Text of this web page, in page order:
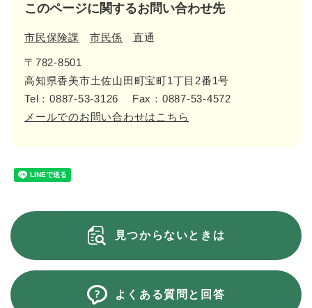
このページに関するお問い合わせ先
市民保険課 市民係 直通
〒782-8501
高知県香美市土佐山田町宝町1丁目2番1号
Tel：0887-53-3126
Fax：0887-53-4572
メールでのお問い合わせはこちら
見つからないときは
よくある質問と回答